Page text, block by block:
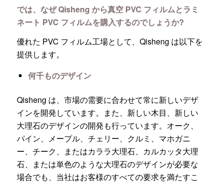
では、なぜ Qisheng から真空 PVC フィルムとラミ
ネート PVC フィルムを購入するのでしょうか?
優れた PVC フィルム工場として、Qisheng は以下を
提供します。
何千ものデザイン
Qisheng は、市場の需要に合わせて常に新しいデザ
インを開発しています。また、新しい木目、新しい
大理石のデザインの開発も行っています。オーク、
パイン、メープル、チェリー、クルミ、マホガニ
ー、チーク、またはカララ大理石、カルカッタ大理
石、または単色のような大理石のデザインが必要な
場合でも、当社はお客様のすべての要求を満たすこ